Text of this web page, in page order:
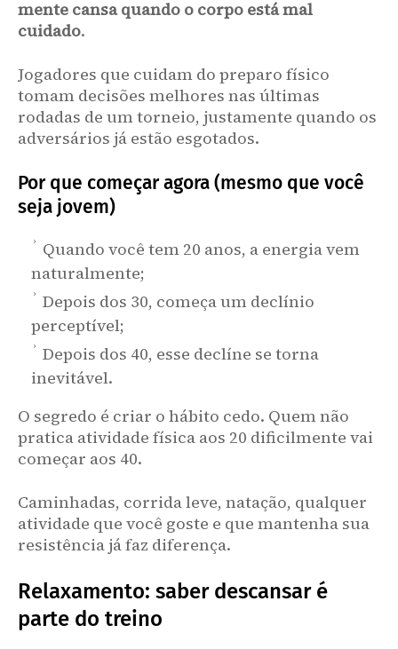
mente cansa quando o corpo está mal
cuidado.
Jogadores que cuidam do preparo físico
tomam decisões melhores nas últimas
rodadas de um torneio, justamente quando os
adversários já estão esgotados.
Por que começar agora (mesmo que você
seja jovem)
Quando você tem 20 anos, a energia vem
naturalmente;
Depois dos 30, começa um declínio
perceptível;
Depois dos 40, esse declíne se torna
inevitável.
O segredo é criar o hábito cedo. Quem não
pratica atividade física aos 20 dificilmente vai
começar aos 40.
Caminhadas, corrida leve, natação, qualquer
atividade que você goste e que mantenha sua
resistência já faz diferença.
Relaxamento: saber descansar é
parte do treino